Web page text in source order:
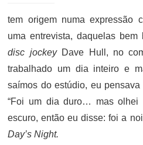
tem origem numa expressão
uma entrevista, daquelas
disc jockeyDave Hull, no
trabalhado um dia inteiro e
saímos do estúdio, eu
“Foi um dia duro… mas olhei
escuro, então eu disse: foi a
Day’s Night.